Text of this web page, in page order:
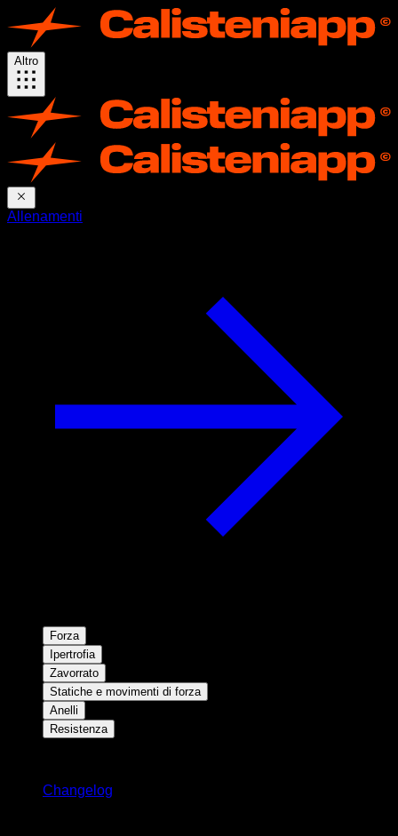
Altro
Allenamenti
Forza
Ipertrofia
Zavorrato
Statiche e movimenti di forza
Anelli
Resistenza
Changelog